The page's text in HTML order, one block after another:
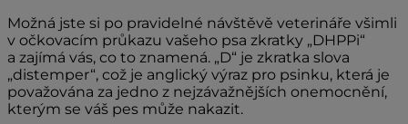
Možná jste si po pravidelné návštěvě veterináře všimli
v očkovacím průkazu vašeho psa zkratky „DHPPi“
a zajímá vás, co to znamená. „D“ je zkratka slova
„distemper“, což je anglický výraz pro psinku, která je
považována za jedno z nejzávažnějších onemocnění,
kterým se váš pes může nakazit.